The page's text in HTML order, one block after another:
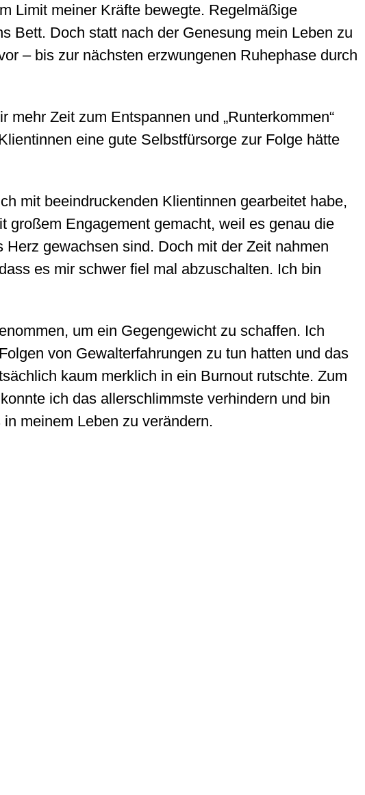
Limit meiner Kräfte bewegte. Regelmäßige
Bett. Doch statt nach der Genesung mein Leben zu
– bis zur nächsten erzwungenen Ruhephase durch
Zeit zum Entspannen und „Runterkommen“
eine gute Selbstfürsorge zur Folge hätte
mit beeindruckenden Klientinnen gearbeitet habe,
großem Engagement gemacht, weil es genau die
gewachsen sind. Doch mit der Zeit nahmen
es mir schwer fiel mal abzuschalten. Ich bin
um ein Gegengewicht zu schaffen. Ich
von Gewalterfahrungen zu tun hatten und das
kaum merklich in ein Burnout rutschte. Zum
ich das allerschlimmste verhindern und bin
meinem Leben zu verändern.